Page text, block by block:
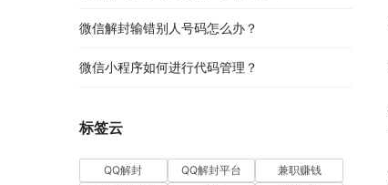
微信解封输错别人号码怎么办？
微信小程序如何进行代码管理？
标签云
QQ解封 QQ解封平台
兼职赚钱